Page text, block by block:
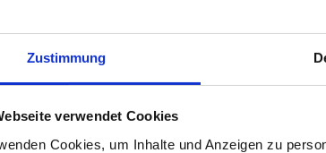
Zustimmung
verwendet Cookies
Cookies, um Inhalte und Anzeigen zu
nur mit PayPal oder mittels Vorauskasse bezahlt
oder aber zum gewählten Datum versandt.
im Zuge der Bestellung im dafür vorgesehenen
übersteigen so kann die Differenz entweder sofort mit